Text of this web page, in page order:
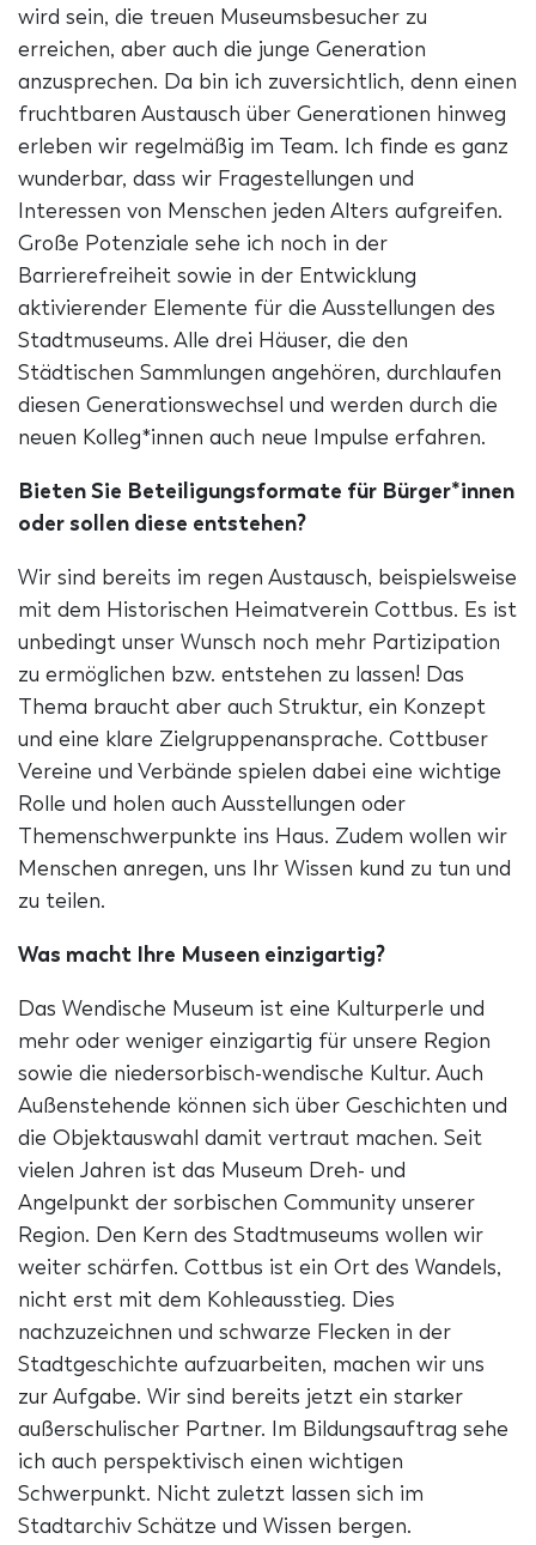
wird sein, die treuen Museumsbesucher zu
erreichen, aber auch die junge Generation
anzusprechen. Da bin ich zuversichtlich, denn einen
fruchtbaren Austausch über Generationen hinweg
erleben wir regelmäßig im Team. Ich finde es ganz
wunderbar, dass wir Fragestellungen und
Interessen von Menschen jeden Alters aufgreifen.
Große Potenziale sehe ich noch in der
Barrierefreiheit sowie in der Entwicklung
aktivierender Elemente für die Ausstellungen des
Stadtmuseums. Alle drei Häuser, die den
Städtischen Sammlungen angehören, durchlaufen
diesen Generationswechsel und werden durch die
neuen Kolleg*innen auch neue Impulse erfahren.
Bieten Sie Beteiligungsformate für Bürger*innen
oder sollen diese entstehen?
Wir sind bereits im regen Austausch, beispielsweise
mit dem Historischen Heimatverein Cottbus. Es ist
unbedingt unser Wunsch noch mehr Partizipation
zu ermöglichen bzw. entstehen zu lassen! Das
Thema braucht aber auch Struktur, ein Konzept
und eine klare Zielgruppenansprache. Cottbuser
Vereine und Verbände spielen dabei eine wichtige
Rolle und holen auch Ausstellungen oder
Themenschwerpunkte ins Haus. Zudem wollen wir
Menschen anregen, uns Ihr Wissen kund zu tun und
zu teilen.
Was macht Ihre Museen einzigartig?
Das Wendische Museum ist eine Kulturperle und
mehr oder weniger einzigartig für unsere Region
sowie die niedersorbisch-wendische Kultur. Auch
Außenstehende können sich über Geschichten und
die Objektauswahl damit vertraut machen. Seit
vielen Jahren ist das Museum Dreh- und
Angelpunkt der sorbischen Community unserer
Region. Den Kern des Stadtmuseums wollen wir
weiter schärfen. Cottbus ist ein Ort des Wandels,
nicht erst mit dem Kohleausstieg. Dies
nachzuzeichnen und schwarze Flecken in der
Stadtgeschichte aufzuarbeiten, machen wir uns
zur Aufgabe. Wir sind bereits jetzt ein starker
außerschulischer Partner. Im Bildungsauftrag sehe
ich auch perspektivisch einen wichtigen
Schwerpunkt. Nicht zuletzt lassen sich im
Stadtarchiv Schätze und Wissen bergen.